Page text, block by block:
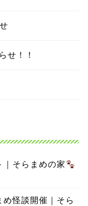
せ！！
｜そらまめの家
め怪談開催｜そら